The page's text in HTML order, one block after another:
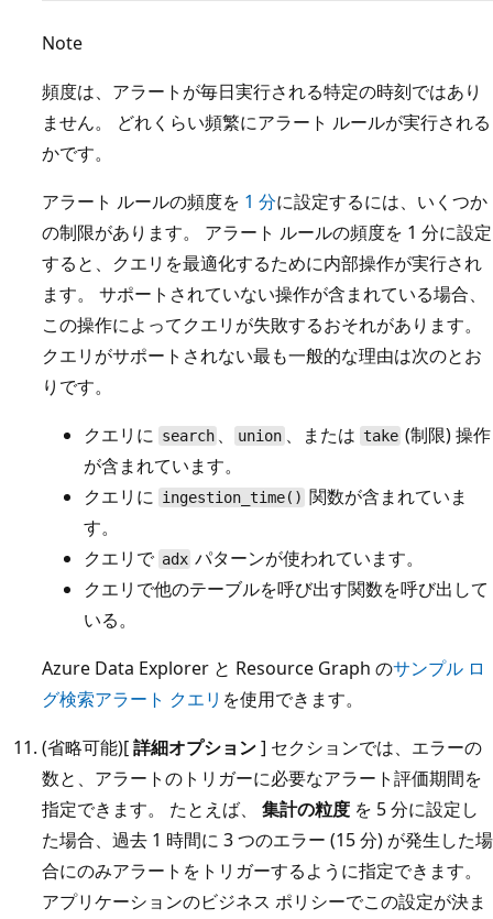
Note
頻度は、アラートが毎日実行される特定の時刻ではあり
ません。 どれくらい頻繁にアラート ルールが実行される
かです。
アラート ルールの頻度を 1 分に設定するには、いくつか
の制限があります。 アラート ルールの頻度を 1 分に設定
すると、クエリを最適化するために内部操作が実行され
ます。 サポートされていない操作が含まれている場合、
この操作によってクエリが失敗するおそれがあります。
クエリがサポートされない最も一般的な理由は次のとお
りです。
クエリに search 、 union、または take (制限) 操作
が含まれています。
クエリに ingestion_time() 関数が含まれていま
す。
クエリで adx パターンが使われています。
クエリで他のテーブルを呼び出す関数を呼び出して
いる。
Azure Data Explorer と Resource Graph のサンプル ロ
グ検索アラート クエリ を使用できます。
(省略可能)[詳細オプション] セクションでは、エラーの
数と、アラートのトリガーに必要なアラート評価期間を
指定できます。 たとえば、 集計の粒度 を 5 分に設定し
た場合、過去 1 時間に 3 つのエラー (15 分) が発生した場
合にのみアラートをトリガーするように指定できます。
アプリケーションのビジネス ポリシーでこの設定が決ま